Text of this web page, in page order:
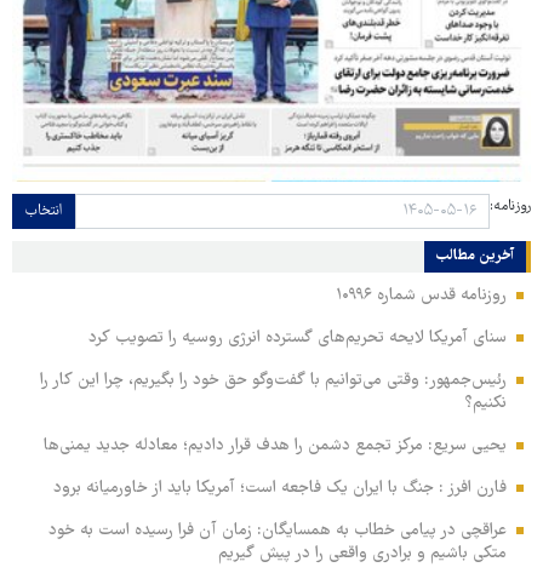
روزنامه: انتخاب
آخرین مطالب
روزنامه قدس شماره ۱۰۹۹۶
سنای آمریکا لایحه تحریم‌های گسترده انرژی روسیه را تصویب کرد
رئیس‌جمهور: وقتی می‌توانیم با گفت‌وگو حق خود را بگیریم، چرا این کار را
نکنیم؟
یحیی سریع: مرکز تجمع دشمن را هدف قرار دادیم؛ معادله جدید یمنی‌ها
فارن افرز : جنگ با ایران یک فاجعه است؛ آمریکا باید از خاورمیانه برود
عراقچی در پیامی خطاب به همسایگان: زمان آن فرا رسیده است به خود
متکی باشیم و برادری واقعی را در پیش گیریم